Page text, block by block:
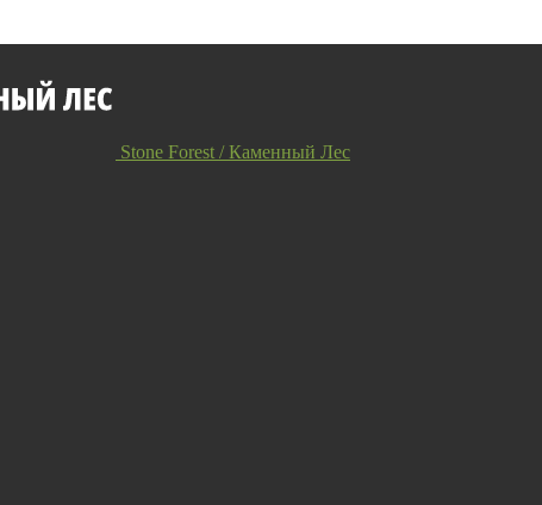
Stone Forest / Каменный Лес